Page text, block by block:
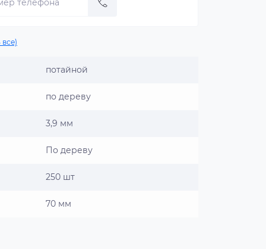
потайной
по дереву
3,9 мм
По дереву
250 шт
70 мм